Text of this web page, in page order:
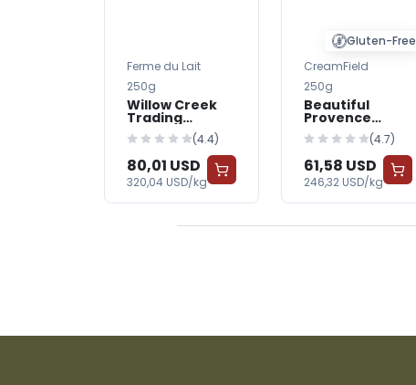
Ferme du Lait
250g
Willow Creek
Trading
Strawberry
Yogurt (4.4)
80,01 USD
320,04 USD/kg
Gluten-Free
CreamField
250g
Beautiful
Provence
Blueberry
Yogurt (4.7)
61,58 USD
246,32 USD/kg